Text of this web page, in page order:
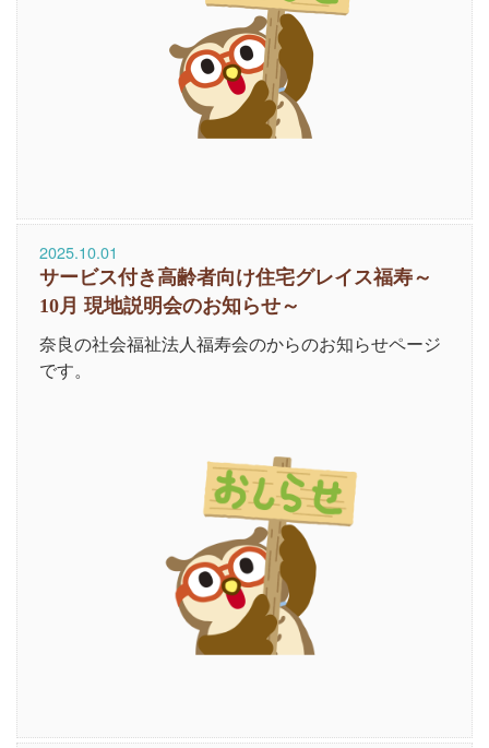
2025.10.01
サービス付き高齢者向け住宅グレイス福寿～
10月 現地説明会のお知らせ～
奈良の社会福祉法人福寿会のからのお知らせページ
です。